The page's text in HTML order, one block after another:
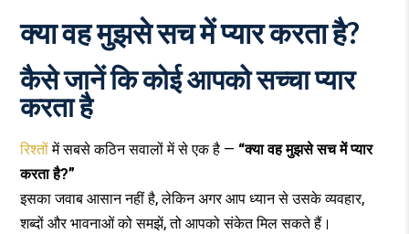
करता
है?
15
बताते
कि
वह
क्या वह मुझसे सच में प्यार करता है?
कैसे जानें कि कोई आपको सच्चा प्यार
करता है
रिश्तोंमें सबसे कठिन सवालों में से एक है — “क्या वह मुझसे सच में प्यार
करता है?”
इसका जवाब आसान नहीं है, लेकिन अगर आप ध्यान से उसके व्यवहार,
शब्दों और भावनाओं को समझें, तो आपको संकेत मिल सकते हैं।